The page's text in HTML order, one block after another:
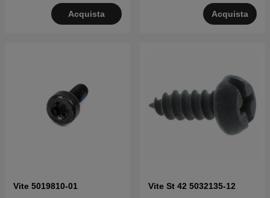
Acquista Acquista
Vite 5019810-01 Vite St 42 5032135-12